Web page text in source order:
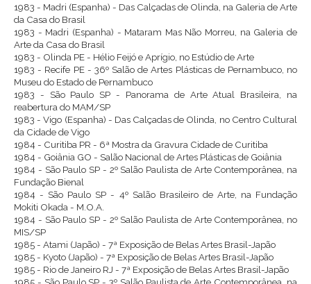
1983 - Madri (Espanha) - Das Calçadas de Olinda, na Galeria de Arte
da Casa do Brasil
1983 - Madri (Espanha) - Mataram Mas Não Morreu, na Galeria de
Arte da Casa do Brasil
1983 - Olinda PE - Hélio Feijó e Aprígio, no Estúdio de Arte
1983 - Recife PE - 36º Salão de Artes Plásticas de Pernambuco, no
Museu do Estado de Pernambuco
1983 - São Paulo SP - Panorama de Arte Atual Brasileira, na
reabertura do MAM/SP
1983 - Vigo (Espanha) - Das Calçadas de Olinda, no Centro Cultural
da Cidade de Vigo
1984 - Curitiba PR - 6ª Mostra da Gravura Cidade de Curitiba
1984 - Goiânia GO - Salão Nacional de Artes Plásticas de Goiânia
1984 - São Paulo SP - 2º Salão Paulista de Arte Contemporânea, na
Fundação Bienal
1984 - São Paulo SP - 4º Salão Brasileiro de Arte, na Fundação
Mokiti Okada - M.O.A.
1984 - São Paulo SP - 2º Salão Paulista de Arte Contemporânea, no
MIS/SP
1985 - Atami (Japão) - 7ª Exposição de Belas Artes Brasil-Japão
1985 - Kyoto (Japão) - 7ª Exposição de Belas Artes Brasil-Japão
1985 - Rio de Janeiro RJ - 7ª Exposição de Belas Artes Brasil-Japão